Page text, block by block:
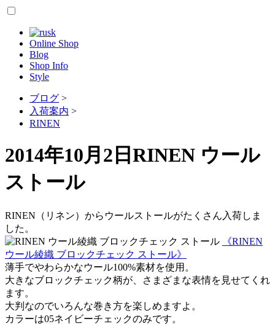
Online Shop
Blog
Shop Info
Style
ブログ >
入荷案内 >
RINEN
2014年10月2日 RINEN ウール
ストール
RINEN（リネン）からウールストールがたくさん入荷しま
した。
《RINEN
ウール綾織 ブロックチェック ストール》
薄手でやわらかなウール100%素材を使用。
大きなブロックチェック柄が、さまざまな表情を見せてくれ
ます。
大判なのでいろんな巻き方を楽しめますよ。
カラーは05ネイビーチェックのみです。